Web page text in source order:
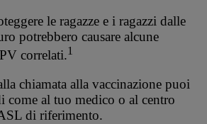
le ragazze e i ragazzi dalle
potrebbero causare alcune
correlati.1
chiamata alla vaccinazione puoi
come al tuo medico o al centro
di riferimento.